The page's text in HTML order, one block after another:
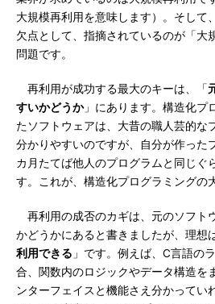
大規模再利用を意味します）。そして
欠点として、指摘されているのが「大
問題です。
再利用が成功する最大のキーは、「
すいかどうか」にあります。構造化プ
たソフトウェアは、大昔の職人芸的な
分かりやすいのですが、自分が作った
カ月たてば他人のプログラムと同じぐ
す。これが、構造化プログラミングの
再利用の成否のカギは、元のソフト
かどうかにあると書きましたが、理想
利用できる 」です。例えば、C言語の
合、関数内のロジックやデータ構造を
ンターフェイスと機能さえ分かってい